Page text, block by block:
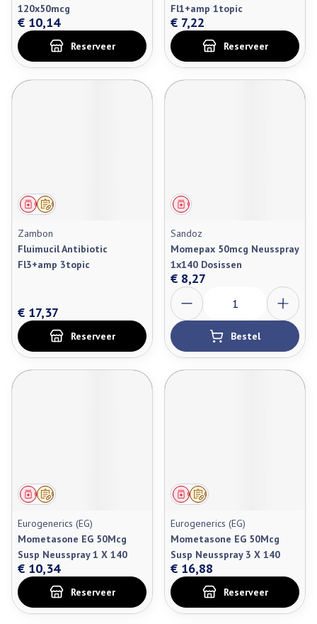
120x50mcg
€ 10,14
Reserveer
Fl1+amp 1topic
€ 7,22
Reserveer
Op voorschrift
Geneesmiddel
Zambon
Fluimucil Antibiotic
Fl3+amp 3topic
€ 17,37
Reserveer
Geneesmiddel
Sandoz
Momepax 50mcg Neusspray
1x140 Dosissen
€ 8,27
Aantal
Bestel
Op voorschrift
Geneesmiddel
Eurogenerics (EG)
Mometasone EG 50Mcg
Susp Neusspray 1 X 140
€ 10,34
Reserveer
Op voorschrift
Geneesmiddel
Eurogenerics (EG)
Mometasone EG 50Mcg
Susp Neusspray 3 X 140
€ 16,88
Reserveer